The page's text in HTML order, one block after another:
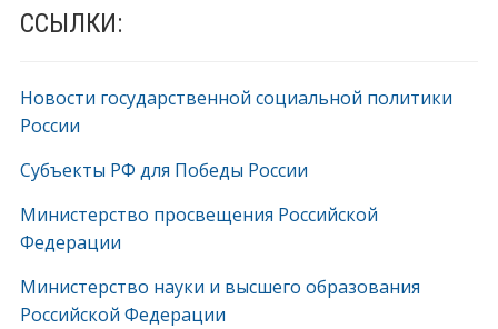
ССЫЛКИ:
Новости государственной социальной политики
России
Субъекты РФ для Победы России
Министерство просвещения Российской
Федерации
Министерство науки и высшего образования
Российской Федерации